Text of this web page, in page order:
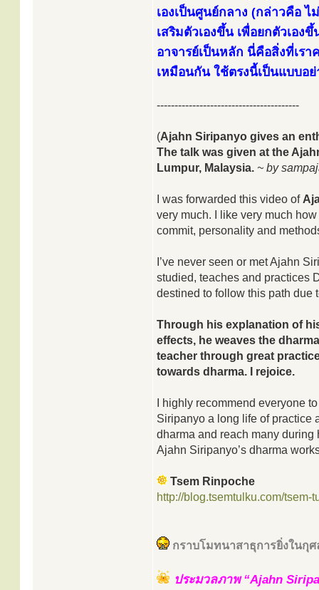
เองเป็นศูนย์กลาง (กล่าวคือ
เสริมตัวเองขึ้น เพื่อยกตัวเอ
อาจารย์เป็นหลัก นี่คือสิ่งที่เร
เหมือนกัน ใช้ตรงนี้เป็นแบบอย่
----------------------------------------
(Ajahn Siripanyo gives an
The talk was given at the
Lumpur, Malaysia. ~ by
I was forwarded this video of
very much. I like very much
commit, personality and
I’ve never seen or met Ajahn
studied, teaches and practices
destined to follow this path due
Through his explanation of
effects, he weaves the
teacher through great
towards dharma. I rejoice.
I highly recommend everyone
Siripanyo a long life of practice
dharma and reach many
Ajahn Siripanyo’s dharma
Tsem Rinpoche
http://blog.tsemtulku.com/tsem-
กราบโมทนาสาธุการยิ่งในกุ
ประมวลภาพ “Ajahn